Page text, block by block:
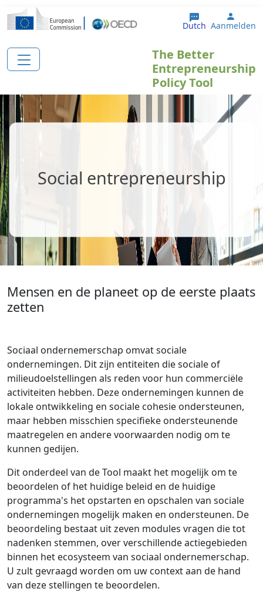
Overslaan en naar de inhoud gaan
Dutch User
Aanmelden
The Better
Entrepreneurship
Policy Tool
Social entrepreneurship
Mensen en de planeet op de eerste plaats
zetten
Sociaal ondernemerschap omvat sociale
ondernemingen. Dit zijn entiteiten die sociale of
milieudoelstellingen als reden voor hun commerciële
activiteiten hebben. Deze ondernemingen kunnen de
lokale ontwikkeling en sociale cohesie ondersteunen,
maar hebben misschien specifieke ondersteunende
maatregelen en andere voorwaarden nodig om te
kunnen gedijen.
Dit onderdeel van de Tool maakt het mogelijk om te
beoordelen of het huidige beleid en de huidige
programma's het opstarten en opschalen van sociale
ondernemingen mogelijk maken en ondersteunen. De
beoordeling bestaat uit zeven modules vragen die tot
nadenken stemmen, over verschillende actiegebieden
binnen het ecosysteem van sociaal ondernemerschap.
U zult gevraagd worden om uw context aan de hand
van deze stellingen te beoordelen.